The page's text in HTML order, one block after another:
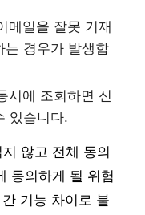
메일을 잘못 기재
는 경우가 발생합
시에 조회하면 신
있습니다.
않고 전체 동의
동의하게 될 위험
기능 차이로 불